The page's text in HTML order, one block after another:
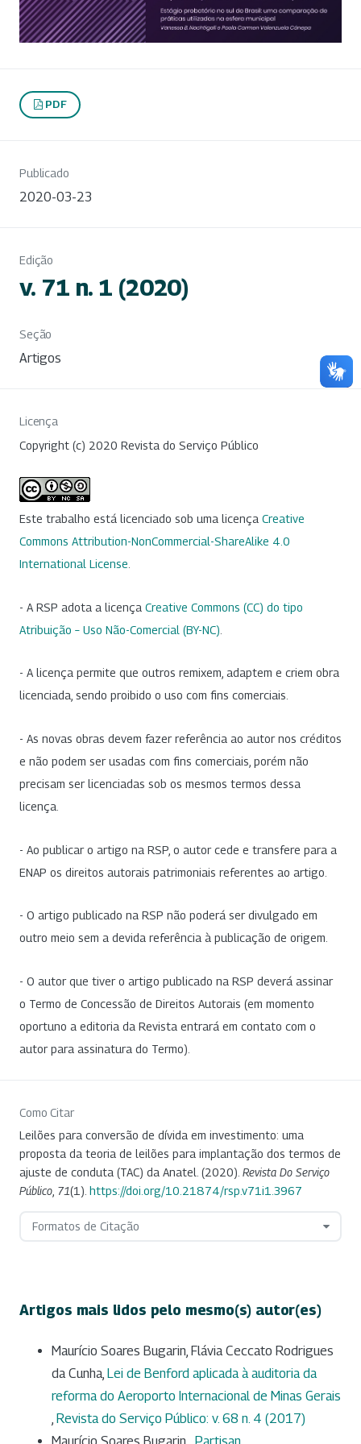
PDF
Publicado
2020-03-23
Edição
v. 71 n. 1 (2020)
Seção
Artigos
Licença
Copyright (c) 2020 Revista do Serviço Público
Este trabalho está licenciado sob uma licença Creative
Commons Attribution-NonCommercial-ShareAlike 4.0
International License
- A RSP adota a licença Creative Commons (CC) do tipo
Atribuição – Uso Não-Comercial (BY-NC)
- A licença permite que outros remixem, adaptem e criem obra
licenciada, sendo proibido o uso com fins comerciais.
- As novas obras devem fazer referência ao autor nos créditos
e não podem ser usadas com fins comerciais, porém não
precisam ser licenciadas sob os mesmos termos dessa
licença.
- Ao publicar o artigo na RSP, o autor cede e transfere para a
ENAP os direitos autorais patrimoniais referentes ao artigo.
- O artigo publicado na RSP não poderá ser divulgado em
outro meio sem a devida referência à publicação de origem.
- O autor que tiver o artigo publicado na RSP deverá assinar
o Termo de Concessão de Direitos Autorais (em momento
oportuno a editoria da Revista entrará em contato com o
autor para assinatura do Termo).
Como Citar
Leilões para conversão de dívida em investimento: uma
proposta da teoria de leilões para implantação dos termos de
ajuste de conduta (TAC) da Anatel. (2020). Revista Do Serviço
Público 71(1). https://doi.org/10.21874/rsp.v71i1.3967
Formatos de Citação
Artigos mais lidos pelo mesmo(s) autor(es)
Maurício Soares Bugarin, Flávia Ceccato Rodrigues
da Cunha, Lei de Benford aplicada à auditoria da
reforma do Aeroporto Internacional de Minas Gerais
, Revista do Serviço Público: v. 68 n. 4 (2017)